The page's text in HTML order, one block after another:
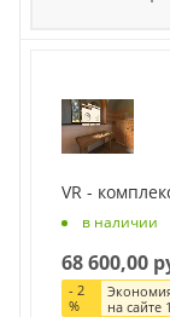
VR -
в наличии
68 600,00
- 2
%
на сайте